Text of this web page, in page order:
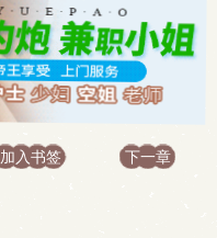
加入书签 下一章